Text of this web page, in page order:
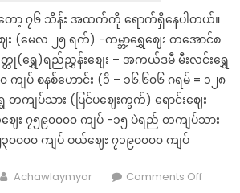
တော့ ၇၆ သိန်း အထက်ကို ရောက်ရှိနေပါတယ်။
း (မေလ ၂၅ ရက်) -ကမ္ဘာ့ရွှေဈေး တအောင်စ
တု(ရွှေ)ရည်ညွှန်းစျေး – အကယ်ဒမီ မီးလင်းရွှေ
ကျပ် စနစ်ဟောင်း (၁ိ – ၁၆.၆၀၆ ဂရမ် = ၁၂၈
တကျပ်သား (ပြင်ပဈေးကွက်) ရောင်းဈေး
ေး ၇၅၉၀၀၀၀ ကျပ် -၁၅ ပဲရည် တကျပ်သား
၃၀၀၀၀ ကျပ် ဝယ်ဈေး ၇၁၉၀၀၀၀ ကျပ်
Author
Achawlaymyar Comments Offon